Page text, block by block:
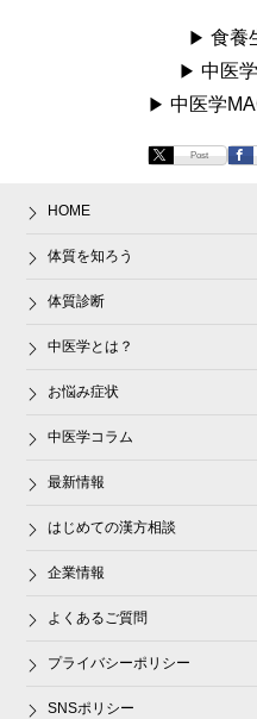
食養
中医
中医学
Post
HOME
体質を知ろう
体質診断
中医学とは？
お悩み症状
中医学コラム
最新情報
はじめての漢方相談
企業情報
よくあるご質問
プライバシーポリシー
SNSポリシー